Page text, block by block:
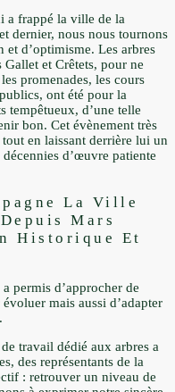
a frappé la ville de la
dernier, nous nous tournons
d’optimisme. Les arbres
et Crêtets, pour ne
promenades, les cours
ont été pour la
tempêtueux, d’une telle
bon. Cet évènement très
en laissant derrière lui un
d’œuvre patiente
La Ville
Mars
Historique Et
permis d’approcher de
mais aussi d’adapter
travail dédié aux arbres a
des représentants de la
: retrouver un niveau de